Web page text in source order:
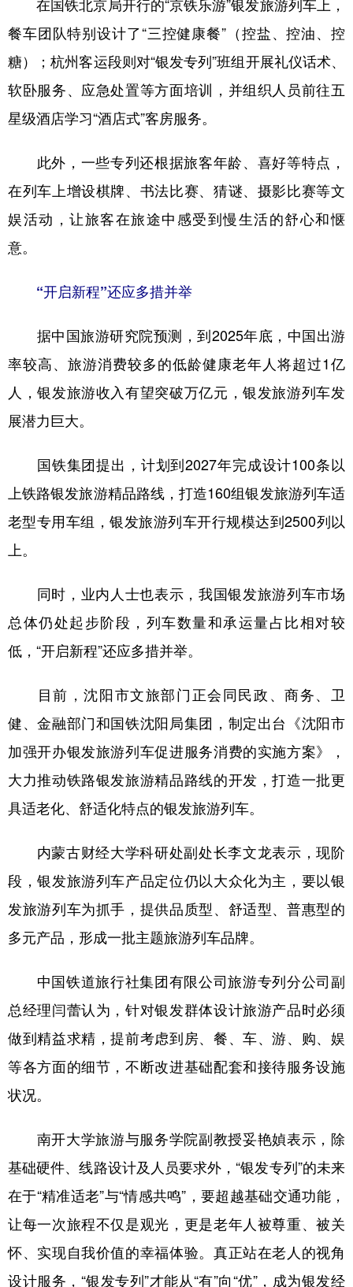
在国铁北京局开行的“京铁乐游”银发旅游列车上，
餐车团队特别设计了“三控健康餐”（控盐、控油、控
糖）；杭州客运段则对“银发专列”班组开展礼仪话术、
软卧服务、应急处置等方面培训，并组织人员前往五
星级酒店学习“酒店式”客房服务。
此外，一些专列还根据旅客年龄、喜好等特点，
在列车上增设棋牌、书法比赛、猜谜、摄影比赛等文
娱活动，让旅客在旅途中感受到慢生活的舒心和惬
意。
“开启新程”还应多措并举
据中国旅游研究院预测，到2025年底，中国出游
率较高、旅游消费较多的低龄健康老年人将超过1亿
人，银发旅游收入有望突破万亿元，银发旅游列车发
展潜力巨大。
国铁集团提出，计划到2027年完成设计100条以
上铁路银发旅游精品路线，打造160组银发旅游列车适
老型专用车组，银发旅游列车开行规模达到2500列以
上。
同时，业内人士也表示，我国银发旅游列车市场
总体仍处起步阶段，列车数量和承运量占比相对较
低，“开启新程”还应多措并举。
目前，沈阳市文旅部门正会同民政、商务、卫
健、金融部门和国铁沈阳局集团，制定出台《沈阳市
加强开办银发旅游列车促进服务消费的实施方案》，
大力推动铁路银发旅游精品路线的开发，打造一批更
具适老化、舒适化特点的银发旅游列车。
内蒙古财经大学科研处副处长李文龙表示，现阶
段，银发旅游列车产品定位仍以大众化为主，要以银
发旅游列车为抓手，提供品质型、舒适型、普惠型的
多元产品，形成一批主题旅游列车品牌。
中国铁道旅行社集团有限公司旅游专列分公司副
总经理闫蕾认为，针对银发群体设计旅游产品时必须
做到精益求精，提前考虑到房、餐、车、游、购、娱
等各方面的细节，不断改进基础配套和接待服务设施
状况。
南开大学旅游与服务学院副教授妥艳媜表示，除
基础硬件、线路设计及人员要求外，“银发专列”的未来
在于“精准适老”与“情感共鸣”，要超越基础交通功能，
让每一次旅程不仅是观光，更是老年人被尊重、被关
怀、实现自我价值的幸福体验。真正站在老人的视角
设计服务，“银发专列”才能从“有”向“优”，成为银发经